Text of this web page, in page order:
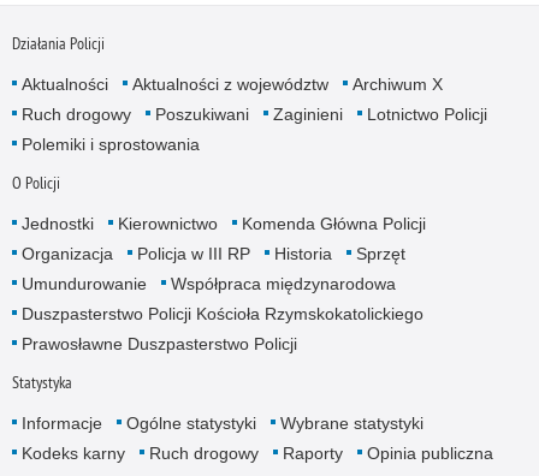
Działania Policji
Aktualności Aktualności z województw
Archiwum X
Ruch drogowy
Poszukiwani Zaginieni
Lotnictwo Policji
Polemiki i sprostowania
O Policji
Jednostki Kierownictwo
Komenda Główna Policji
Organizacja
Policja w III RP Historia
Sprzęt
Umundurowanie
Współpraca międzynarodowa
Duszpasterstwo Policji Kościoła Rzymskokatolickiego
Prawosławne Duszpasterstwo Policji
Statystyka
Informacje Ogólne statystyki
Wybrane statystyki
Kodeks karny
Ruch drogowy Raporty Opinia publiczna